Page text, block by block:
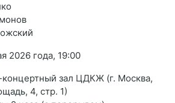
2026 года, 19:00
концертный зал ЦДКЖ (г. Москва,
4, стр. 1)